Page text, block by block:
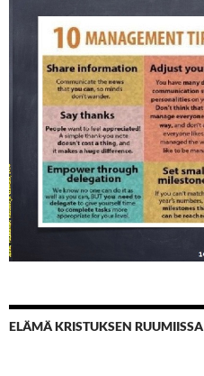
ELÄMÄ KRISTUKSEN RUUMIISSA